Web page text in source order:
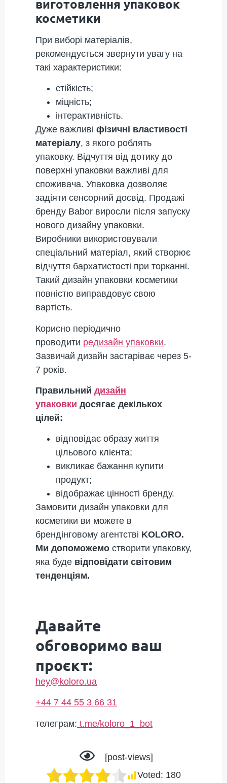
виготовлення упаковок
косметики
При виборі матеріалів,
рекомендується звернути увагу на
такі характеристики:
стійкість;
міцність;
інтерактивність.
Дуже важливі фізичні властивості
матеріалу, з якого роблять
упаковку. Відчуття від дотику до
поверхні упаковки важливі для
споживача. Упаковка дозволяє
задіяти сенсорний досвід. Продажі
бренду Babor виросли після запуску
нового дизайну упаковки.
Виробники використовували
спеціальний матеріал, який створює
відчуття бархатистості при торканні.
Такий дизайн упаковки косметики
повністю виправдовує свою
вартість.
Корисно періодично
проводити редизайн упаковки.
Зазвичай дизайн застаріває через 5-
7 років.
Правильний дизайн
упаковки досягає декількох
цілей:
відповідає образу життя
цільового клієнта;
викликає бажання купити
продукт;
відображає цінності бренду.
Замовити дизайн упаковки для
косметики ви можете в
брендінговому агентстві KOLORO.
Ми допоможемо створити упаковку,
яка буде відповідати світовим
тенденціям.
Давайте
обговоримо ваш
проєкт:
hey@koloro.ua
+44 7 44 55 3 66 31
телеграм: t.me/koloro_1_bot
[post-views]
Voted: 180